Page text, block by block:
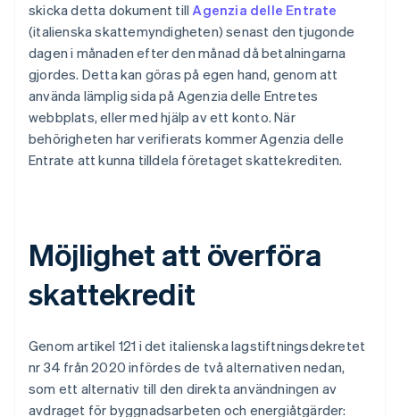
skicka detta dokument tillAgenzia delle Entrate
(italienska skattemyndigheten) senast den tjugonde
dagen i månaden efter den månad då betalningarna
gjordes. Detta kan göras på egen hand, genom att
använda lämplig sida på Agenzia delle Entretes
webbplats, eller med hjälp av ett konto. När
behörigheten har verifierats kommer Agenzia delle
Entrate att kunna tilldela företaget skattekrediten.
Möjlighet att överföra
skattekredit
Genom artikel 121 i det italienska lagstiftningsdekretet
nr 34 från 2020 infördes de två alternativen nedan,
som ett alternativ till den direkta användningen av
avdraget för byggnadsarbeten och energiåtgärder: